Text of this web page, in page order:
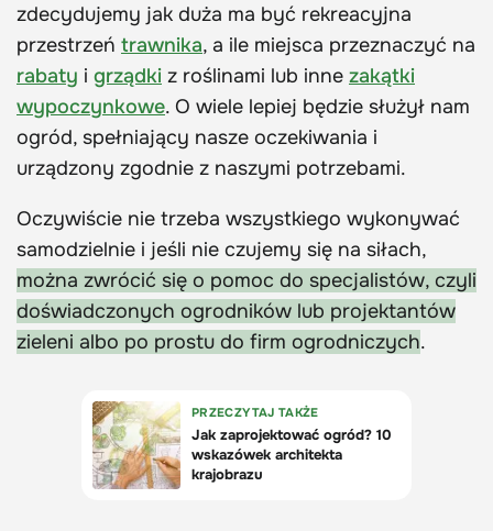
zdecydujemy jak duża ma być rekreacyjna
przestrzeń trawnika, a ile miejsca przeznaczyć na
rabaty i grządki z roślinami lub inne zakątki
wypoczynkowe. O wiele lepiej będzie służył nam
ogród, spełniający nasze oczekiwania i
urządzony zgodnie z naszymi potrzebami.
Oczywiście nie trzeba wszystkiego wykonywać
samodzielnie i jeśli nie czujemy się na siłach,
można zwrócić się o pomoc do specjalistów, czyli
doświadczonych ogrodników lub projektantów
zieleni albo po prostu do firm ogrodniczych.